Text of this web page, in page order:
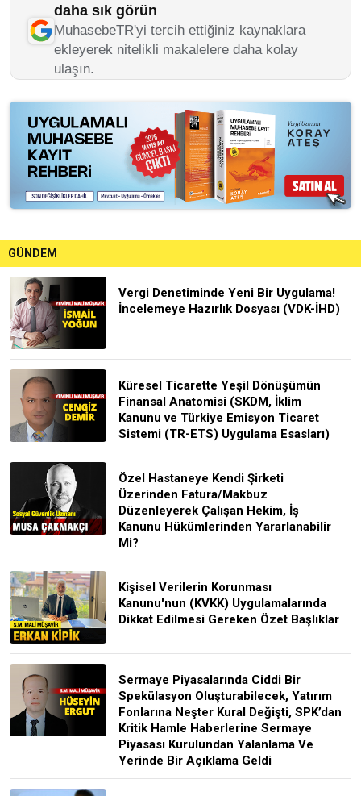
daha sık görün
MuhasebeTR'yi tercih ettiğiniz kaynaklara
ekleyerek nitelikli makalelere daha kolay
ulaşın.
GÜNDEM
Vergi Denetiminde Yeni Bir Uygulama!
İncelemeye Hazırlık Dosyası (VDK-İHD)
Küresel Ticarette Yeşil Dönüşümün
Finansal Anatomisi (SKDM, İklim
Kanunu ve Türkiye Emisyon Ticaret
Sistemi (TR-ETS) Uygulama Esasları)
Özel Hastaneye Kendi Şirketi
Üzerinden Fatura/Makbuz
Düzenleyerek Çalışan Hekim, İş
Kanunu Hükümlerinden Yararlanabilir
Mi?
Kişisel Verilerin Korunması
Kanunu'nun (KVKK) Uygulamalarında
Dikkat Edilmesi Gereken Özet Başlıklar
Sermaye Piyasalarında Ciddi Bir
Spekülasyon Oluşturabilecek, Yatırım
Fonlarına Neşter Kural Değişti, SPK’dan
Kritik Hamle Haberlerine Sermaye
Piyasası Kurulundan Yalanlama Ve
Yerinde Bir Açıklama Geldi